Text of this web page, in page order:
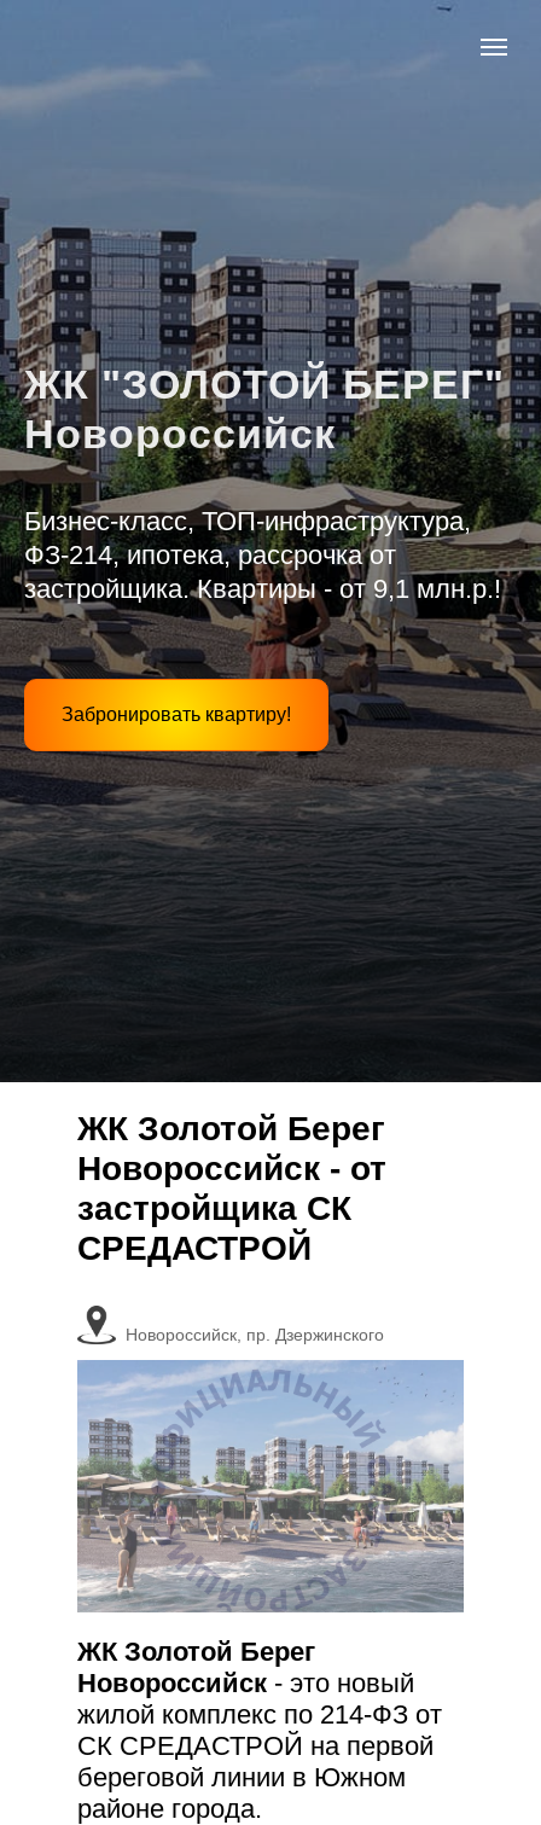
ЖК "ЗОЛОТОЙ БЕРЕГ"
Новороссийск
Бизнес-класс, ТОП-инфраструктура,
ФЗ-214, ипотека, рассрочка от
застройщика. Квартиры - от 9,1 млн.р.!
Забронировать квартиру!
ЖК Золотой Берег
Новороссийск - от
застройщика СК
СРЕДАСТРОЙ
ЖК Золотой Берег
Новороссийск - это новый
жилой комплекс по 214-ФЗ от
СК СРЕДАСТРОЙ на первой
береговой линии в Южном
районе города.
Новороссийск, пр. Дзержинского